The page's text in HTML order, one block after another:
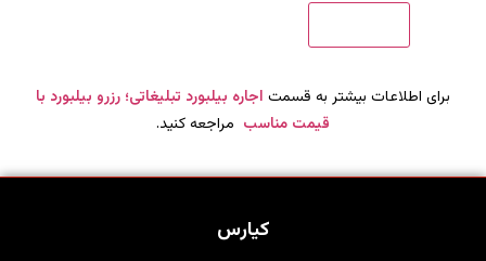
برای اطلاعات بیشتر به قسمت اجاره بیلبورد تبلیغاتی؛ رزرو بیلبورد با
قیمت مناسب مراجعه کنید.
کیارس